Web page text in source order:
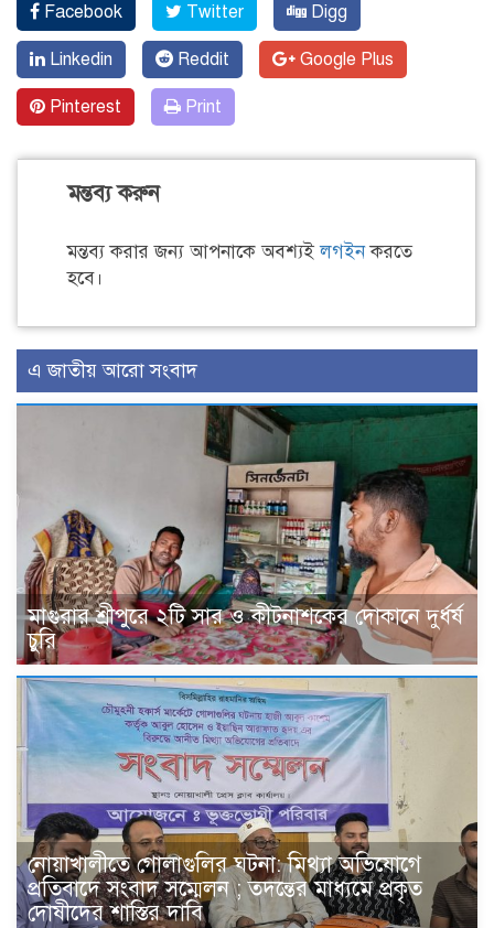
Facebook Twitter Digg
Linkedin Reddit Google Plus
Pinterest Print
মন্তব্য করুন
মন্তব্য করার জন্য আপনাকে অবশ্যইলগইনকরতে
হবে।
এ জাতীয় আরো সংবাদ
মাগুরার শ্রীপুরে ২টি সার ও কীটনাশকের দোকানে দুর্ধর্ষ
চুরি
নোয়াখালীতে গোলাগুলির ঘটনা: মিথ্যা অভিযোগে
প্রতিবাদে সংবাদ সম্মেলন ; তদন্তের মাধ্যমে প্রকৃত
দোষীদের শাস্তির দাবি